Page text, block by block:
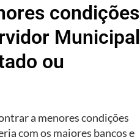
condições
Municipal
ou
a menores condições
com os maiores bancos e